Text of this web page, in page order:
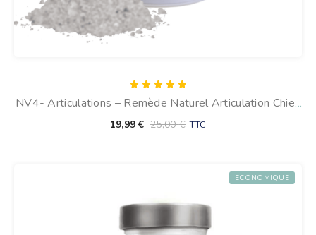
Note
5.00
NV4- Articulations – Remède Naturel Articulation Chien
(en Poudre)
19,99€ 25,00€ TTC
ECONOMIQUE